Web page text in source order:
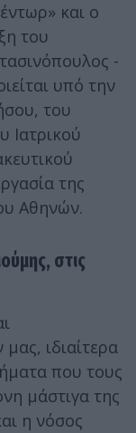
και ο
του
-
υπό την
του
Ιατρικού
της
Αθηνών.
στις
ιδιαίτερα
που τους
μάστιγα της
η νόσος